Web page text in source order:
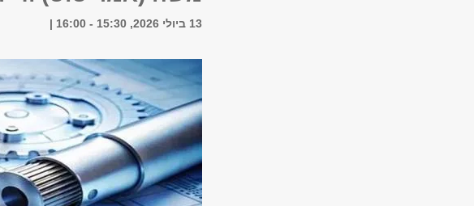
13 ביולי 2026, 15:30 - 16:00